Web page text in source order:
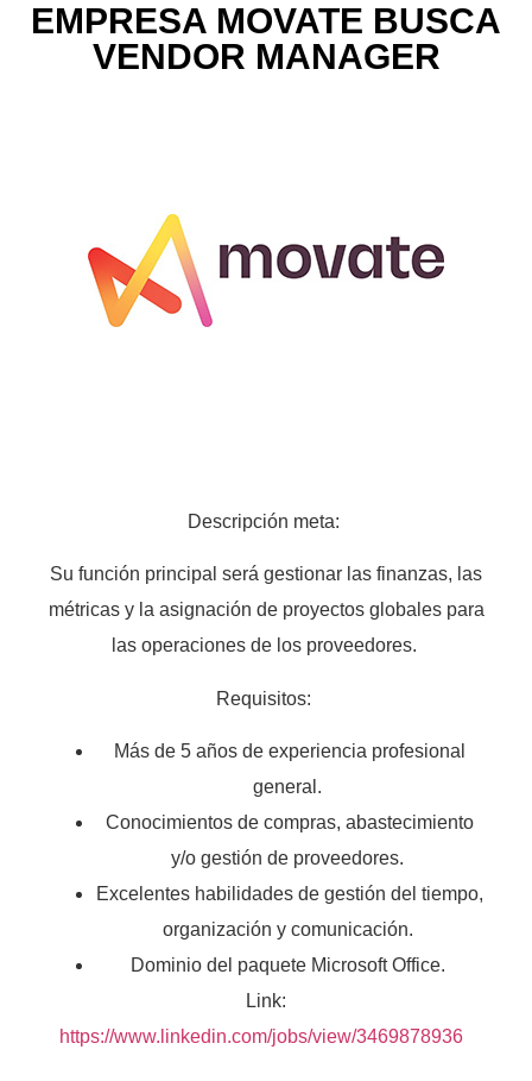
EMPRESA MOVATE BUSCA
VENDOR MANAGER
Descripción meta:
Su función principal será gestionar las finanzas, las
métricas y la asignación de proyectos globales para
las operaciones de los proveedores.
Requisitos:
Más de 5 años de experiencia profesional
general.
Conocimientos de compras, abastecimiento
y/o gestión de proveedores.
Excelentes habilidades de gestión del tiempo,
organización y comunicación.
Dominio del paquete Microsoft Office.
Link:
https://www.linkedin.com/jobs/view/3469878936